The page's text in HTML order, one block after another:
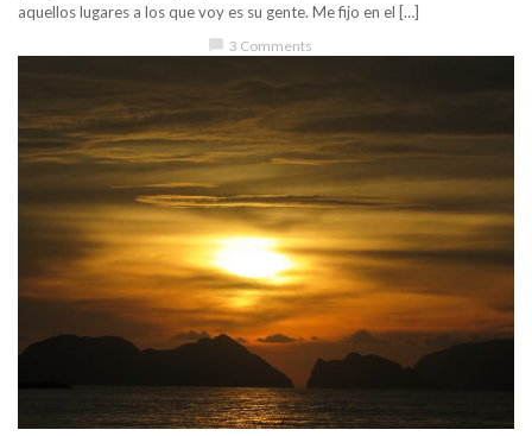
aquellos lugares a los que voy es su gente. Me fijo en el […]
chat_bubble 3 Comments